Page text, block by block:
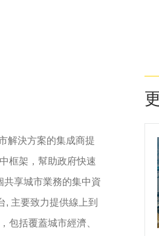
解決方案的集成商提
框架，幫助政府快速
共享城市業務的集中資
, 主要致力提供線上到
包括覆蓋城市經濟、